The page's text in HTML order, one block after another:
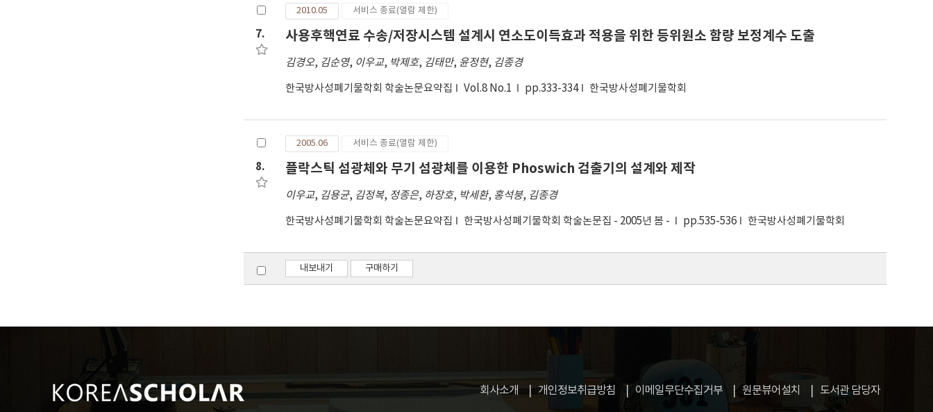
7.
2010.05 서비스 종료(열람 제한)
사용후핵연료 수송/저장시스템 설계시 연소도이득효과 적용을 위한 등위원소 함량 보정계수 도출
김경오, 김순영, 이우교, 박제호, 김태만, 윤정현, 김종경
한국방사성폐기물학회 학술논문요약집 Vol.8 No.1 pp.333-334 한국방사성폐기물학회
8.
2005.06 서비스 종료(열람 제한)
플락스틱 섬광체와 무기 섬광체를 이용한 Phoswich 검출기의 설계와 제작
이우교, 김용균, 김정복, 정종은, 하장호, 박세환, 홍석붕, 김종경
한국방사성폐기물학회 학술논문요약집 한국방사성폐기물학회 학술논문집 - 2005년 봄 - pp.535-536 한국방사성폐기물학회
내보내기 구매하기
회사소개 개인정보취급방침 이메일무단수집거부 원문뷰어설치 도서관 담당자